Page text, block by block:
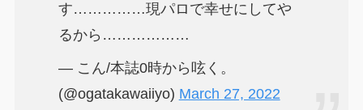
す……………現パロで幸せにしてや
るから………………
— こん/本誌0時から呟く。
(@ogatakawaiiyo) March 27, 2022